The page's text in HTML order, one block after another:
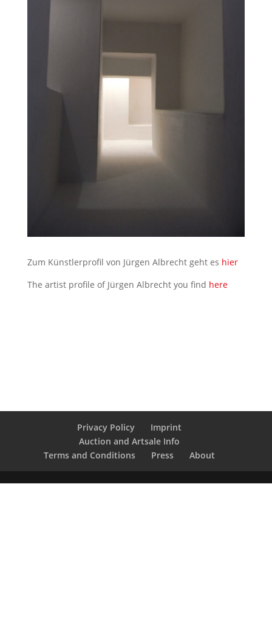
Zum Künstlerprofil von Jürgen Albrecht geht es hier
The artist profile of Jürgen Albrecht you find here
Privacy Policy
Imprint
Auction and Artsale Info
Terms and Conditions
Press About